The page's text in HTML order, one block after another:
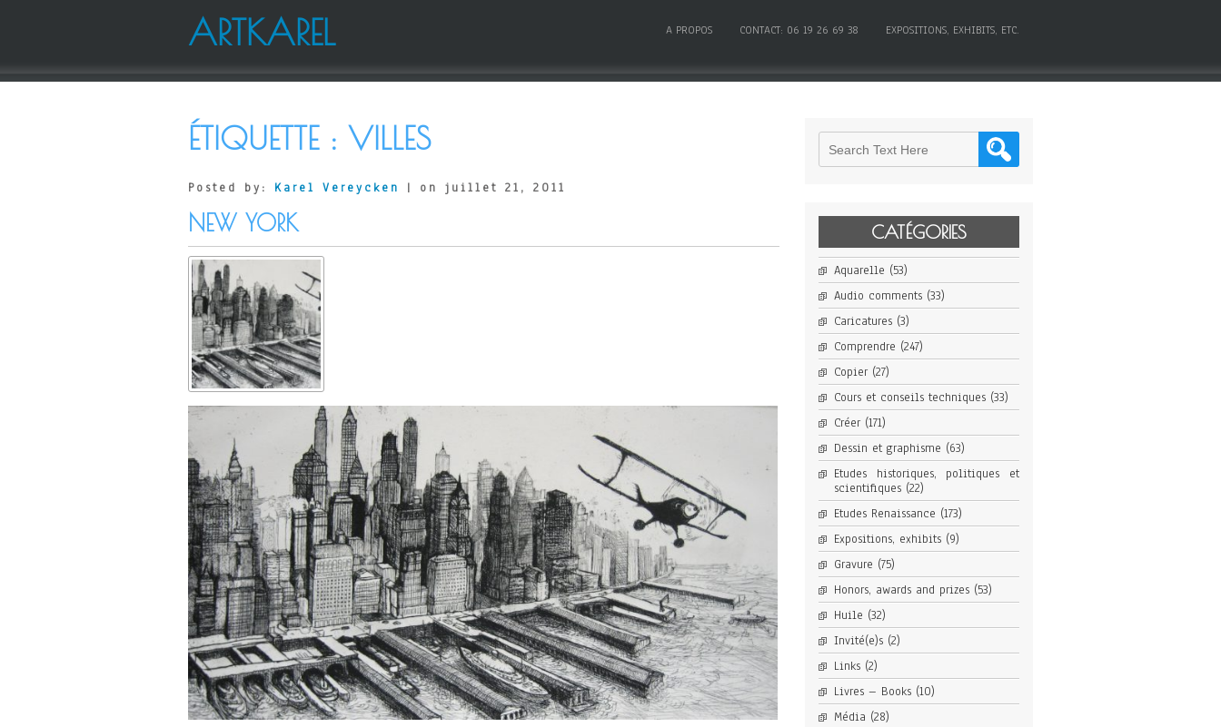
ARTKAREL A PROPOS CONTACT: 06 19 26 69 38 EXPOSITIONS, EXHIBITS, ETC.
ÉTIQUETTE : VILLES
Posted by: Karel Vereycken | on juillet 21, 2011
NEW YORK CATÉGORIES
Aquarelle (53)
Audio comments(33)
Caricatures(3)
Comprendre (247)
Copier(27)
Cours et conseils techniques(33)
Créer(171)
Dessin et graphisme (63)
Etudes historiques, politiques et
scientifiques(22)
Etudes Renaissance (173)
Expositions, exhibits(9)
Gravure (75)
Honors, awards and prizes(53)
Huile (32)
Invité(e)s(2)
Links(2)
Livres – Books(10)
Média (28)